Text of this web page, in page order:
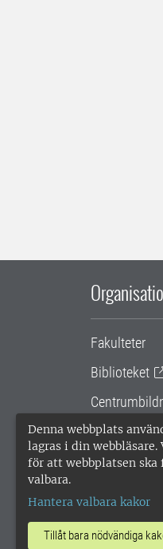
Denna webbplats
lagras i din webbläsare.
för att webbplatsen ska
valbara.
Hantera valbara kakor
Tillåt bara nödvändiga
Fakulteter
Biblioteket